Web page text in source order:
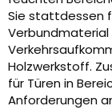
Sie stattdessen
Verbundmaterial
Holzwerkstoff.
für Türen in
Anforderungen